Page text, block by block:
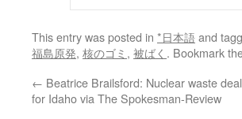
This entry was posted in *日本語and
福島原発, 核のゴミ , 被ばく . Bookmark
← Beatrice Brailsford: Nuclear waste
for Idaho via The Spokesman-Review